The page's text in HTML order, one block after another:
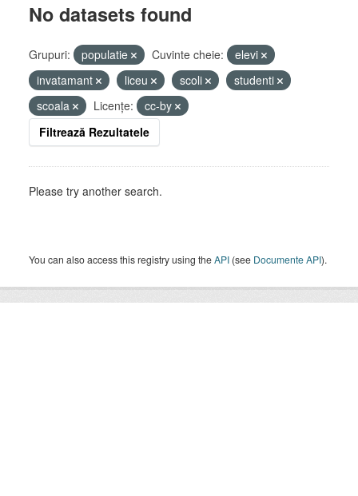
No datasets found
Grupuri: populatie Cuvinte cheie:
elevi
invatamant
liceu scoli
studenti
scoala
Licenţe:
cc-by
Filtrează Rezultatele
Please try another search.
You can also access this registry using theAPI (see Documente API).